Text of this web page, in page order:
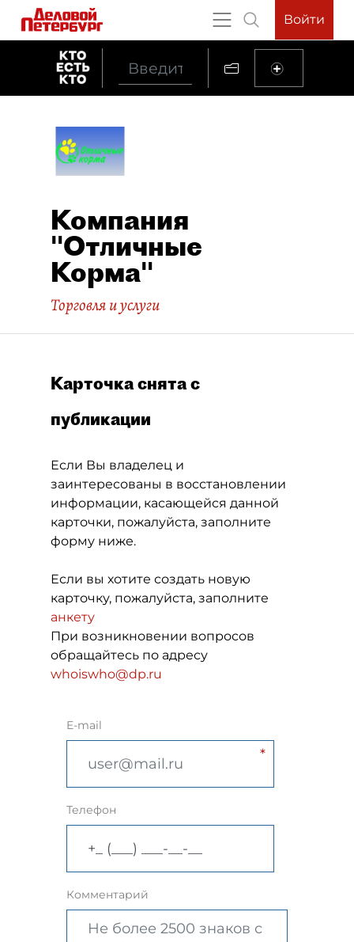
Войти
Компания
"Отличные
Корма"
Торговля и услуги
Карточка снята с
публикации
Если Вы владелец и
заинтересованы в восстановлении
информации, касающейся данной
карточки, пожалуйста, заполните
форму ниже.
Если вы хотите создать новую
карточку, пожалуйста, заполните
анкету
При возникновении вопросов
обращайтесь по адресу
whoiswho@dp.ru
E-mail
Телефон
Комментарий